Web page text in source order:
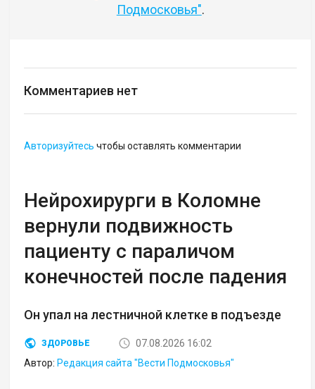
Подмосковья".
Комментариев нет
Авторизуйтесь чтобы оставлять комментарии
Нейрохирурги в Коломне
вернули подвижность
пациенту с параличом
конечностей после падения
Он упал на лестничной клетке в подъезде
ЗДОРОВЬЕ
07.08.2026 16:02
Автор: Редакция сайта "Вести Подмосковья"